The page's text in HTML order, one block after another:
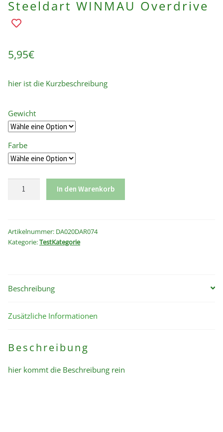
Steeldart WINMAU Overdrive
Add
5,95€
hier ist die Kurzbeschreibung
Gewicht
Farbe
Steeldart
In den Warenkorb
Artikelnummer: DA020DAR074
Kategorie:TestKategorie
Beschreibung
Zusätzliche Informationen
Beschreibung
hier kommt die Beschreibung rein